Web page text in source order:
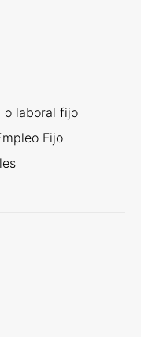
o laboral fijo
Fijo